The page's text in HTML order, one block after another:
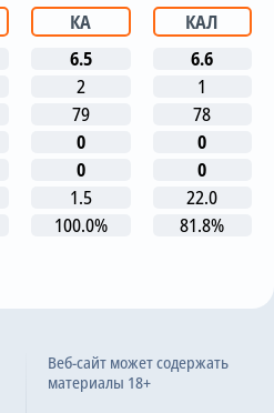
КА
6.5
2
79
0
0
1.5
100.0%
КАЛ
6.6
1
78
0
0
22.0
81.8%
Веб-сайт может содержать
материалы 18+